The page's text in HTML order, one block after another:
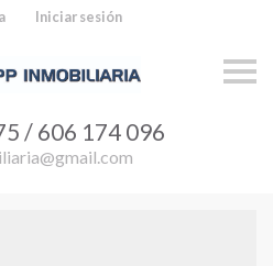
Iniciar sesión
S
a
/ 606 174 096